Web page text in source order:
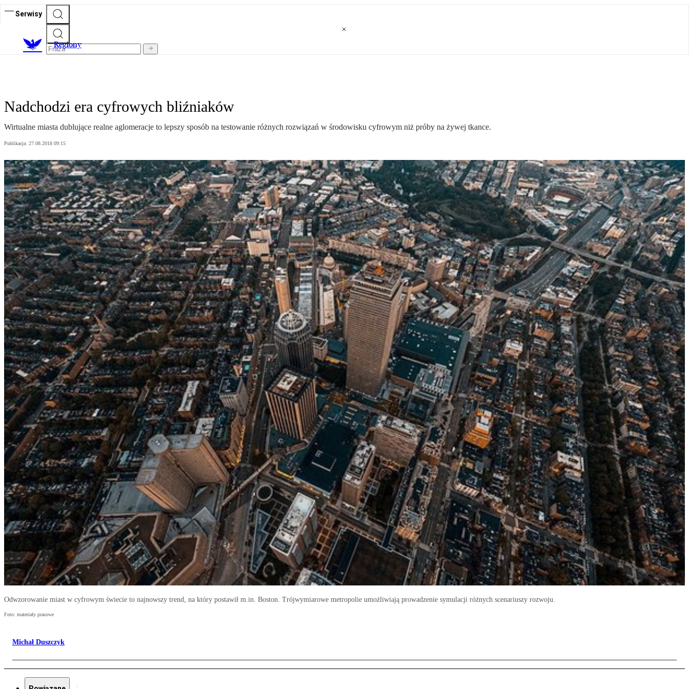
Serwisy
Regiony
Nadchodzi era cyfrowych bliźniaków
Wirtualne miasta dublujące realne aglomeracje to lepszy sposób na testowanie różnych rozwiązań w środowisku cyfrowym niż próby na żywej tkance.
Publikacja: 27.08.2018 09:15
Odwzorowanie miast w cyfrowym świecie to najnowszy trend, na który postawił m.in. Boston. Trójwymiarowe metropolie umożliwiają prowadzenie symulacji różnych scenariuszy rozwoju.
Foto: materiały prasowe
Michał Duszczyk